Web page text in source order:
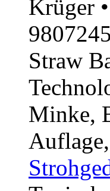
Krüger
Straw
Minke,